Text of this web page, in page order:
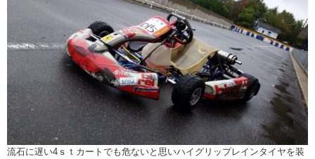
流石に遅い4ｓｔカートでも危ないと思いハイグリップレインタイヤを装